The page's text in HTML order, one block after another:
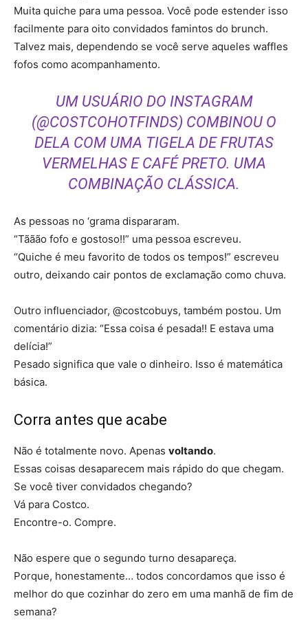
Muita quiche para uma pessoa. Você pode estender isso
facilmente para oito convidados famintos do brunch.
Talvez mais, dependendo se você serve aqueles waffles
fofos como acompanhamento.
UM USUÁRIO DO INSTAGRAM
(@COSTCOHOTFINDS) COMBINOU O
DELA COM UMA TIGELA DE FRUTAS
VERMELHAS E CAFÉ PRETO. UMA
COMBINAÇÃO CLÁSSICA.
As pessoas no ‘grama dispararam.
“Tããão fofo e gostoso!!” uma pessoa escreveu.
“Quiche é meu favorito de todos os tempos!” escreveu
outro, deixando cair pontos de exclamação como chuva.
Outro influenciador, @costcobuys, também postou. Um
comentário dizia: “Essa coisa é pesada!! E estava uma
delícia!”
Pesado significa que vale o dinheiro. Isso é matemática
básica.
Corra antes que acabe
Não é totalmente novo. Apenas voltando.
Essas coisas desaparecem mais rápido do que chegam.
Se você tiver convidados chegando?
Vá para Costco.
Encontre-o. Compre.
Não espere que o segundo turno desapareça.
Porque, honestamente… todos concordamos que isso é
melhor do que cozinhar do zero em uma manhã de fim de
semana?